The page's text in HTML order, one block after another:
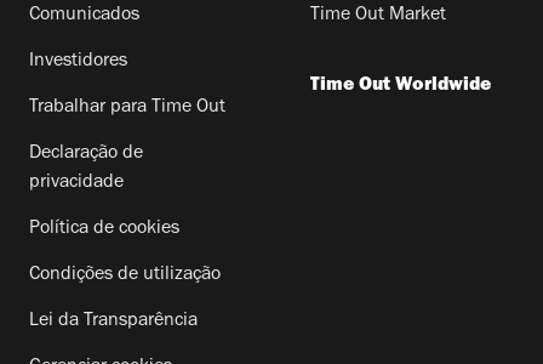
Comunicados
Investidores
Trabalhar para Time Out
Declaração de
privacidade
Política de cookies
Condições de utilização
Lei da Transparência
Time Out Market
Time Out Worldwide